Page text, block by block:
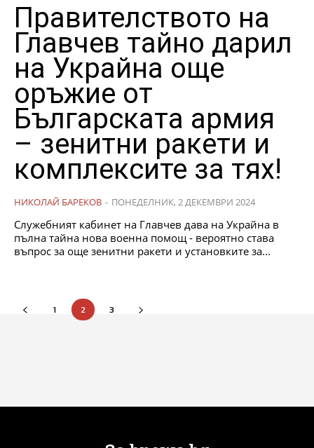
Правителството на
Главчев тайно дарил
на Украйна още
оръжие от
Българската армия
– зенитни ракети и
комплексите за тях!
НИКОЛАЙ БАРЕКОВ - ПОНЕДЕЛНИК, 2 ДЕКЕМВРИ 2024
Служебният кабинет на Главчев дава на Украйна в
пълна тайна нова военна помощ - вероятно става
въпрос за още зенитни ракети и установките за...
1 2 3